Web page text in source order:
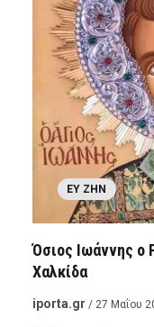
ΕΥ ΖΗΝ
Όσιος Ιωάννης ο
Χαλκίδα
iporta.gr / 27 Μαΐου